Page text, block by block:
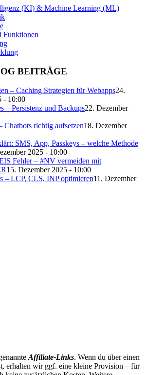
(KI) & Machine Learning (ML)
Funktionen
BEITRÄGE
– Caching Strategien für Webapps24.
- 10:00
– Persistenz und Backups22. Dezember
richtig aufsetzen18. Dezember
SMS, App, Passkeys – welche Methode
2025 - 10:00
Fehler – #NV vermeiden mit
15. Dezember 2025 - 10:00
– LCP, CLS, INP optimieren11. Dezember
Affiliate-Links. Wenn du über einen
erhalten wir ggf. eine kleine Provision – für